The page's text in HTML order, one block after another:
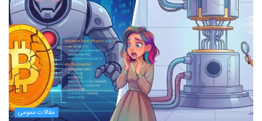
مقالات عمومی